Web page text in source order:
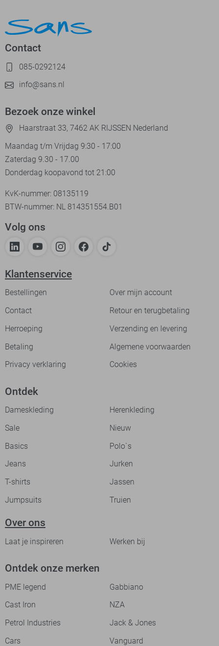
Contact
085-0292124
info@sans.nl
Bezoek onze winkel
Haarstraat 33, 7462 AK RIJSSEN Nederland
Maandag t/m Vrijdag 9:30 - 17:00
Zaterdag 9.30 - 17.00
Donderdag koopavond tot 21:00
KvK-nummer: 08135119
BTW-nummer: NL 814351554.B01
Volg ons
Klantenservice
Bestellingen
Over mijn account
Contact
Retour en terugbetaling
Herroeping
Verzending en levering
Betaling
Algemene voorwaarden
Privacy verklaring
Cookies
Ontdek
Dameskleding
Herenkleding
Sale
Nieuw
Basics
Polo`s
Jeans
Jurken
T-shirts
Jassen
Jumpsuits
Truien
Over ons
Laat je inspireren Werken bij
Ontdek onze merken
PME legend
Gabbiano
Cast Iron
NZA
Petrol Industries
Jack & Jones
Cars
Vanguard